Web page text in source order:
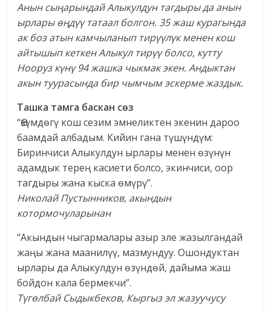
Анын сыңарындай Алыкулдун тагдыры да анын
ырлары өңдүү татаал болгон. 35 жаш курагында
ак боз атын камчыланып тирүүлүк менен кош
айтышып кеткен Алыкул тирүү болсо, кутту
Нооруз күнү 94 жашка чыкмак экен. Андыктан
акын туурасында бир чымчым эскерме жаздык.
Ташка тамга баскан сөз
“Өзүмдөгү кош сезим эмнеликтен экенин дароо
баамдай албадым. Кийин гана түшүндүм:
Биринчиси Алыкулдун ырлары менен өзүнүн
адамдык терең касиети болсо, экинчиси, оор
тагдыры жана кыска өмүрү”.
Николай Пустынников, акындын
котормочуларынан
“Акындын чыгармалары азыр эле жазылгандай
жаңы жана маанилүү, мазмундуу. Ошондуктан
ырлары да Алыкулдун өзүндөй, дайыма жаш
бойдон кала бермекчи”.
Түгөлбай Сыдыкбеков, Кыргыз эл жазуучусу